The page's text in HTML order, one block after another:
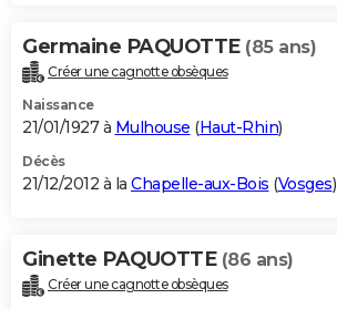
Germaine PAQUOTTE (85 ans)
Créer une cagnotte obsèques
Naissance
21/01/1927 à Mulhouse (Haut-Rhin)
Décès
21/12/2012 à la Chapelle-aux-Bois (Vosges)
Ginette PAQUOTTE (86 ans)
Créer une cagnotte obsèques